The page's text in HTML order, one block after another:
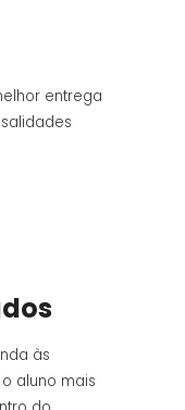
entrega
às
aluno mais